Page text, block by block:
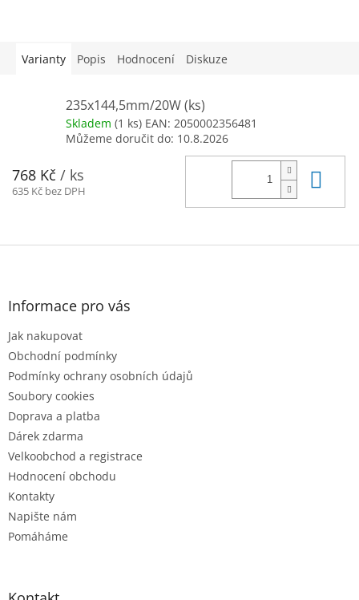
Varianty Popis Hodnocení Diskuze
235x144,5mm/20W (ks)
Skladem (1 ks) EAN: 2050002356481
Můžeme doručit do: 10.8.2026
768 Kč / ks
635 Kč bez DPH
Z
Informace pro vás
Jak nakupovat
Obchodní podmínky
Podmínky ochrany osobních údajů
Soubory cookies
Doprava a platba
Dárek zdarma
Velkoobchod a registrace
Hodnocení obchodu
Kontakty
Napište nám
Pomáháme